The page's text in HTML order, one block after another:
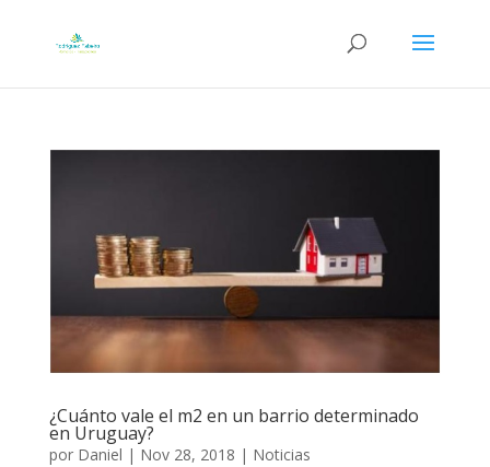
¿Cuánto vale el m2 en un barrio determinado
en Uruguay?
por Daniel | Nov 28, 2018 | Noticias